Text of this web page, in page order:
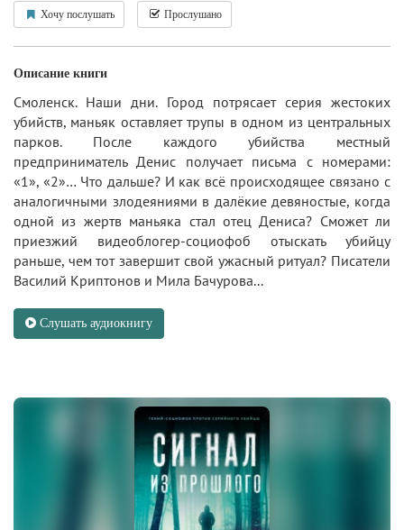
Хочу послушать Прослушано
Описание книги
Смоленск. Наши дни. Город потрясает серия жестоких
убийств, маньяк оставляет трупы в одном из центральных
парков. После каждого убийства местный
предприниматель Денис получает письма с номерами:
«1», «2»… Что дальше? И как всё происходящее связано с
аналогичными злодеяниями в далёкие девяностые, когда
одной из жертв маньяка стал отец Дениса? Сможет ли
приезжий видеоблогер-социофоб отыскать убийцу
раньше, чем тот завершит свой ужасный ритуал? Писатели
Василий Криптонов и Мила Бачурова...
Слушать аудиокнигу